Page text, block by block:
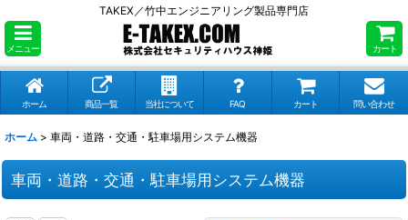
TAKEX／竹中エンジニアリング製品専門店
メニュー カート
ホーム 商品一覧 当社について FAQ カート 問い合わせ
ホーム > 車両・道路・交通・駐車場用システム機器
車両・道路・交通・駐車場用システム機器